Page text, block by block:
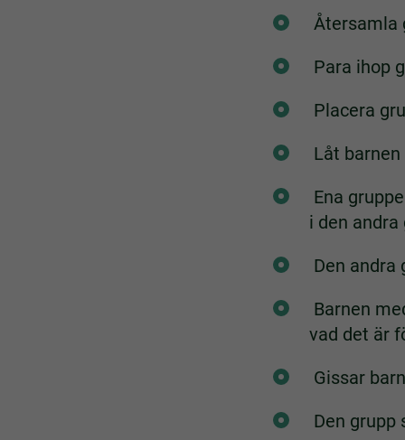
Återsamla
Para ihop
Placera
Låt
Ena
i den andra
Den andra
Barnen
vad det är
Gissar
Den grupp